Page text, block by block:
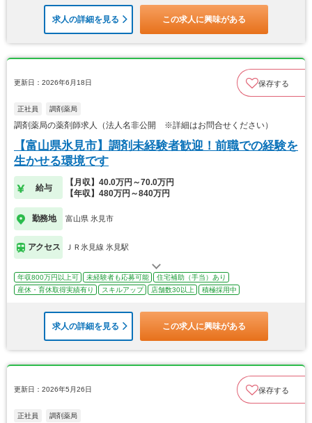
求人の詳細を見る この求人に興味がある
更新日：2026年6月18日 保存する
正社員 調剤薬局
調剤薬局の薬剤師求人（法人名非公開 ※詳細はお問合せください）
【富山県氷見市】調剤未経験者歓迎！前職での経験を
生かせる環境です
給与
【月収】40.0万円～70.0万円
【年収】480万円～840万円
勤務地 富山県 氷見市
アクセス ＪＲ氷見線 氷見駅
年収800万円以上可 未経験者も応募可能
住宅補助（手当）あり
産休・育休取得実績有り
スキルアップ 店舗数30以上 積極採用中
求人の詳細を見る この求人に興味がある
更新日：2026年5月26日 保存する
正社員 調剤薬局